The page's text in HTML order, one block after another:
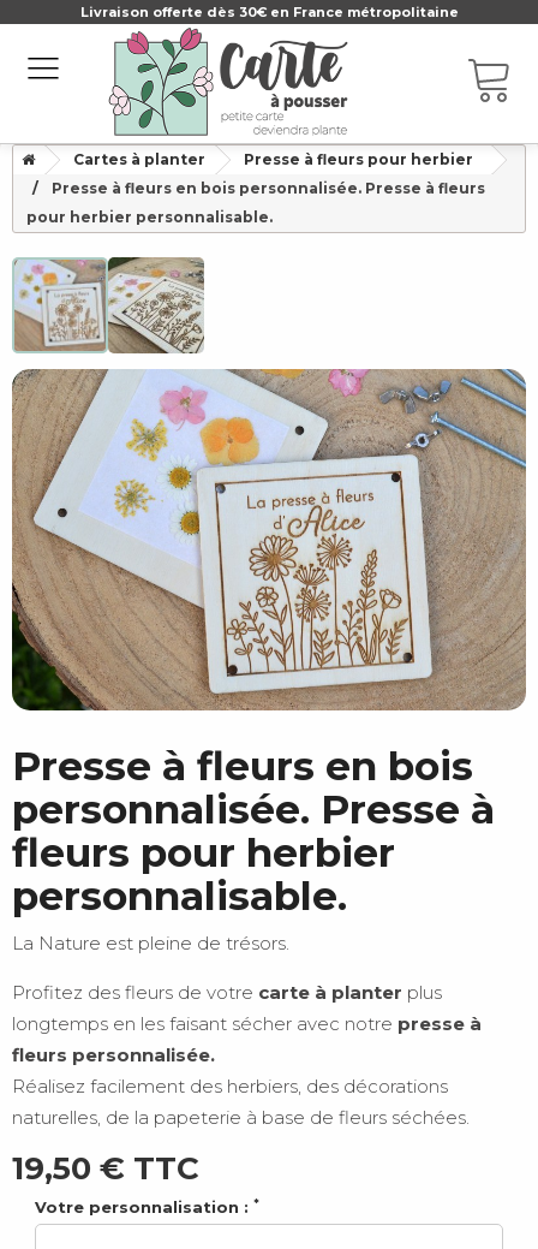
Livraison offerte dès 30€ en France métropolitaine
Cartes à planter
Presse à fleurs pour herbier
Presse à fleurs en bois personnalisée. Presse à fleurs
pour herbier personnalisable.
Presse à fleurs en bois
personnalisée. Presse à
fleurs pour herbier
personnalisable.
La Nature est pleine de trésors.
Profitez des fleurs de votre carte à planter plus
longtemps en les faisant sécher avec notre presse à
fleurs personnalisée.
Réalisez facilement des herbiers, des décorations
naturelles, de la papeterie à base de fleurs séchées.
19,50 € TTC
Votre personnalisation : *